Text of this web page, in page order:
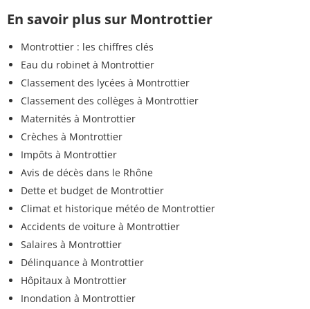
En savoir plus sur Montrottier
Montrottier : les chiffres clés
Eau du robinet à Montrottier
Classement des lycées à Montrottier
Classement des collèges à Montrottier
Maternités à Montrottier
Crèches à Montrottier
Impôts à Montrottier
Avis de décès dans le Rhône
Dette et budget de Montrottier
Climat et historique météo de Montrottier
Accidents de voiture à Montrottier
Salaires à Montrottier
Délinquance à Montrottier
Hôpitaux à Montrottier
Inondation à Montrottier